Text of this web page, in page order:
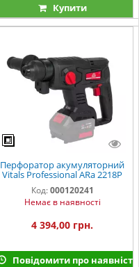
Купити
Перфоратор акумуляторний
Vitals Professional ARa 2218P
BS SmartLine
Код: 000120241
Немає в наявності
4 394,00 грн.
Повідомити про наявність